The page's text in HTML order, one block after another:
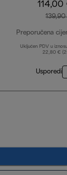
114,00
Preporučena
Uključen PDV u
22,80 €
Usporedi